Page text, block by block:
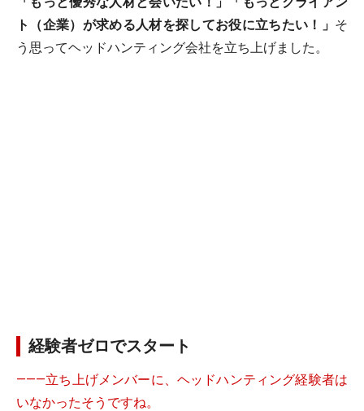
ト（企業）が求める人材を探してお役に立ちたい！」 そ
う思ってヘッドハンティング会社を立ち上げました。
経験者ゼロでスタート
―――立ち上げメンバーに、ヘッドハンティング経験者は
いなかったそうですね。